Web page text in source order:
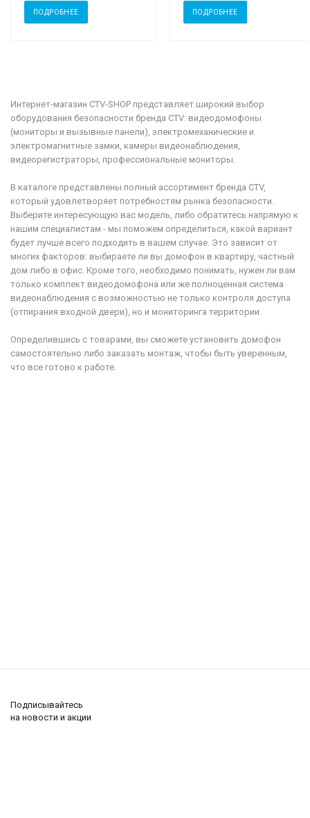
ПОДРОБНЕЕ ПОДРОБНЕЕ
Интернет-магазин CTV-SHOP представляет широкий выбор
оборудования безопасности бренда CTV: видеодомофоны
(мониторы и вызывные панели), электромеханические и
электромагнитные замки, камеры видеонаблюдения,
видеорегистраторы, профессиональные мониторы.
В каталоге представлены полный ассортимент бренда CTV,
который удовлетворяет потребностям рынка безопасности.
Выберите интересующую вас модель, либо обратитесь напрямую к
нашим специалистам - мы поможем определиться, какой вариант
будет лучше всего подходить в вашем случае. Это зависит от
многих факторов: выбираете ли вы домофон в квартиру, частный
дом либо в офис. Кроме того, необходимо понимать, нужен ли вам
только комплект видеодомофона или же полноценная система
видеонаблюдения с возможностью не только контроля доступа
(отпирания входной двери), но и мониторинга территории.
Определившись с товарами, вы сможете установить домофон
самостоятельно либо заказать монтаж, чтобы быть уверенным,
что все готово к работе.
Подписывайтесь
на новости и акции